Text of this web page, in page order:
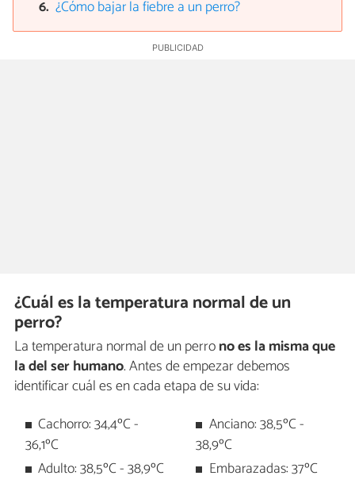
¿Cómo bajar la fiebre a un perro?
¿Cuál es la temperatura normal de un
perro?
La temperatura normal de un perrono es la misma que
la del ser humano. Antes de empezar debemos
identificar cuál es en cada etapa de su vida:
Cachorro: 34,4ºC -
36,1ºC
Adulto: 38,5ºC - 38,9ºC
Anciano: 38,5ºC -
38,9ºC
Embarazadas: 37ºC